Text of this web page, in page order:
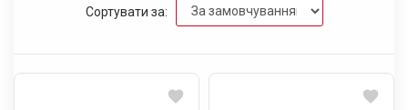
Сортувати за: